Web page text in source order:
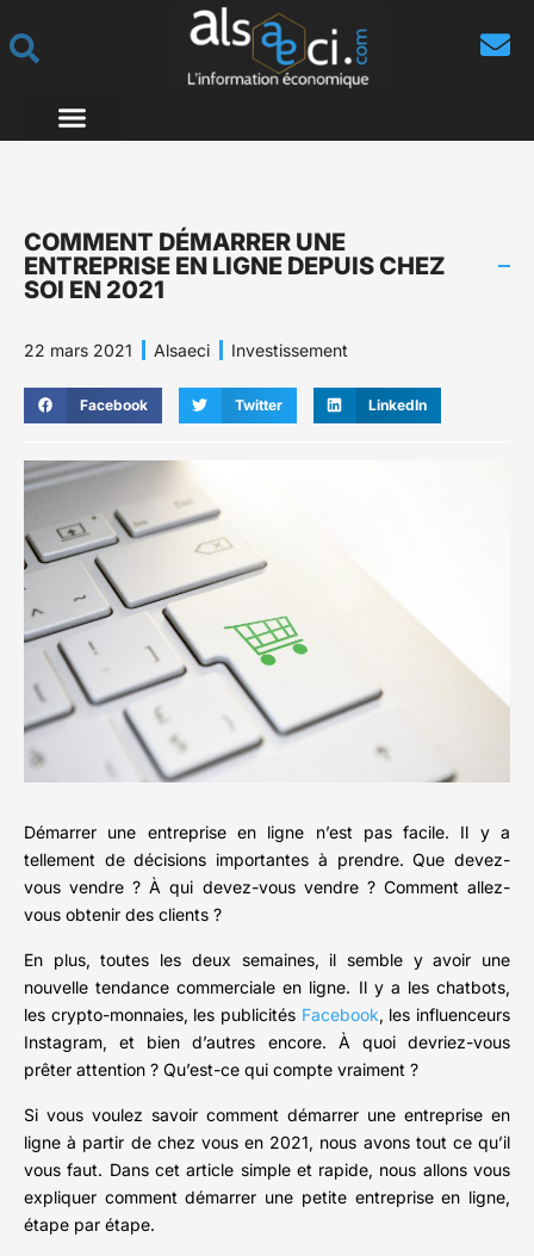
COMMENT DÉMARRER UNE
ENTREPRISE EN LIGNE DEPUIS CHEZ
SOI EN 2021
22 mars 2021 Alsaeci Investissement
Facebook Twitter LinkedIn
Démarrer une entreprise en ligne n’est pas facile. Il y a
tellement de décisions importantes à prendre. Que devez-
vous vendre ? À qui devez-vous vendre ? Comment allez-
vous obtenir des clients ?
En plus, toutes les deux semaines, il semble y avoir une
nouvelle tendance commerciale en ligne. Il y a les chatbots,
les crypto-monnaies, les publicités Facebook, les influenceurs
Instagram, et bien d’autres encore. À quoi devriez-vous
prêter attention ? Qu’est-ce qui compte vraiment ?
Si vous voulez savoir comment démarrer une entreprise en
ligne à partir de chez vous en 2021, nous avons tout ce qu’il
vous faut. Dans cet article simple et rapide, nous allons vous
expliquer comment démarrer une petite entreprise en ligne,
étape par étape.